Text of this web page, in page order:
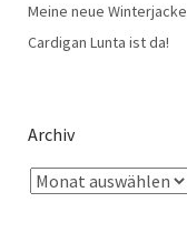
Meine neue Winterjacke
Cardigan Lunta ist da!
Archiv